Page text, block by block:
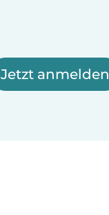
Jetzt anmelden